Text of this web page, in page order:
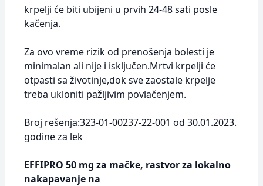
krpelji će biti ubijeni u prvih 24-48 sati posle
kačenja.
Za ovo vreme rizik od prenošenja bolesti je
minimalan ali nije i isključen.Mrtvi krpelji će
otpasti sa životinje,dok sve zaostale krpelje
treba ukloniti pažljivim povlačenjem.
Broj rešenja:323-01-00237-22-001 od 30.01.2023.
godine za lek
EFFIPRO 50 mg za mačke, rastvor za lokalno
nakapavanje na